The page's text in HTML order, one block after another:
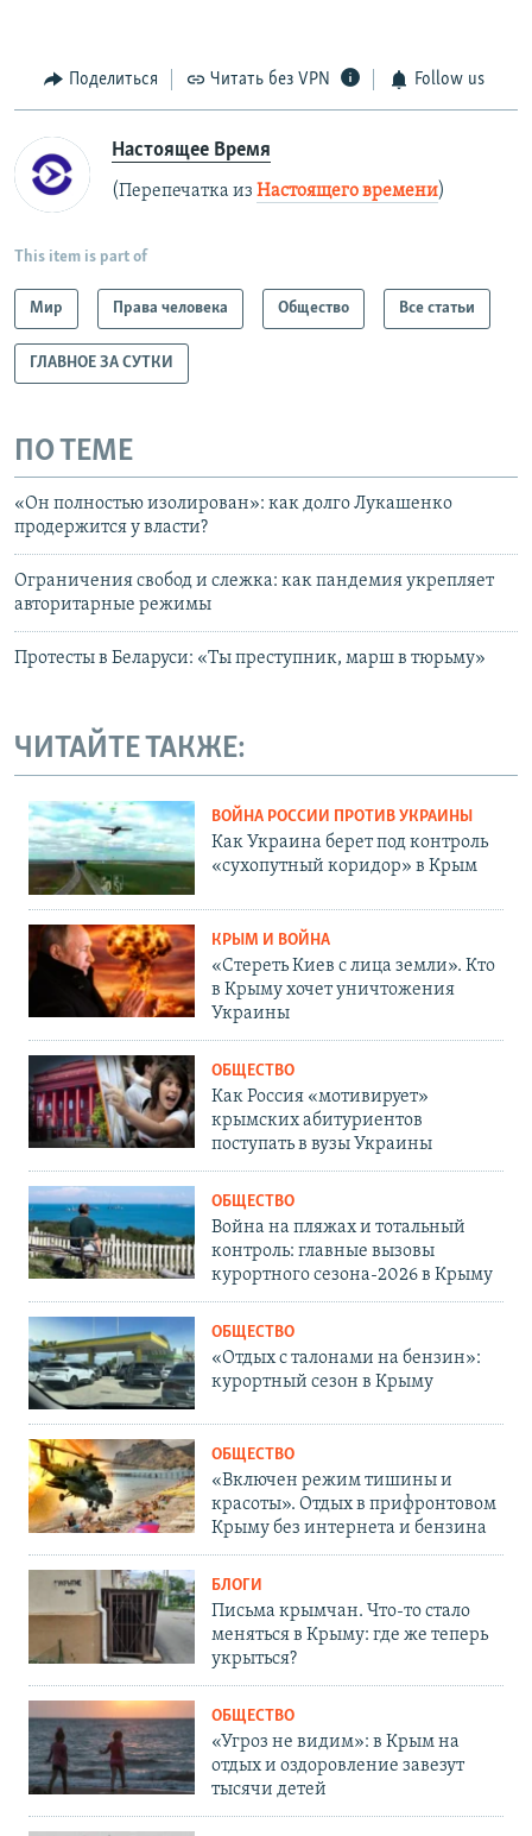
Поделиться Читать без VPN Follow us
Настоящее Время
(Перепечатка из Настоящего времени)
This item is part of
Мир Права человека Общество Все статьи
ГЛАВНОЕ ЗА СУТКИ
ПО ТЕМЕ
«Он полностью изолирован»: как долго Лукашенко
продержится у власти?
Ограничения свобод и слежка: как пандемия укрепляет
авторитарные режимы
Протесты в Беларуси: «Ты преступник, марш в тюрьму»
ЧИТАЙТЕ ТАКЖЕ:
ВОЙНА РОССИИ ПРОТИВ УКРАИНЫ
Как Украина берет под контроль
«сухопутный коридор» в Крым
КРЫМ И ВОЙНА
«Стереть Киев с лица земли». Кто
в Крыму хочет уничтожения
Украины
ОБЩЕСТВО
Как Россия «мотивирует»
крымских абитуриентов
поступать в вузы Украины
ОБЩЕСТВО
Война на пляжах и тотальный
контроль: главные вызовы
курортного сезона-2026 в Крыму
ОБЩЕСТВО
«Отдых с талонами на бензин»:
курортный сезон в Крыму
ОБЩЕСТВО
«Включен режим тишины и
красоты». Отдых в прифронтовом
Крыму без интернета и бензина
БЛОГИ
Письма крымчан. Что-то стало
меняться в Крыму: где же теперь
укрыться?
ОБЩЕСТВО
«Угроз не видим»: в Крым на
отдых и оздоровление завезут
тысячи детей